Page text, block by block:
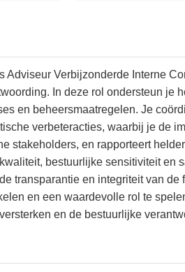
Verbijzonderde Interne
In deze rol ondersteun je
en beheersmaatregelen. Je
verbeteracties, waarbij je de
stakeholders, en rapporteert
bestuurlijke sensitiviteit en
transparantie en integriteit van
en een waardevolle rol te
en de bestuurlijke